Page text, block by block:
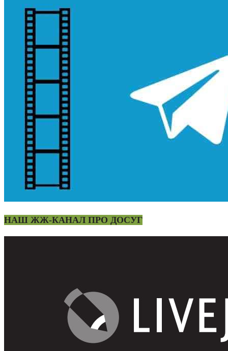
НАШ ЖЖ-КАНАЛ ПРО ДОСУГ